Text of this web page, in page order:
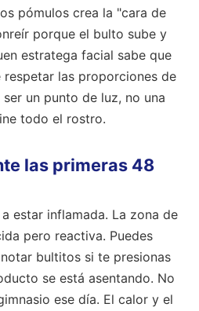
pómulos crea la "cara de
porque el bulto sube y
estratega facial sabe que
respetar las proporciones de
un punto de luz, no una
todo el rostro.
las primeras 48
estar inflamada. La zona de
pero reactiva. Puedes
bultitos si te presionas
se está asentando. No
ese día. El calor y el